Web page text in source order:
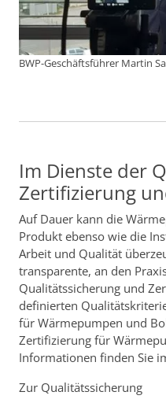
BWP-Geschäftsführer Martin
Im Dienste der
Zertifizierung
Auf Dauer kann die
Produkt ebenso wie die
Arbeit und Qualität
transparente, an den
Qualitätssicherung und
definierten
für Wärmepumpen und
Zertifizierung für
Informationen finden Sie
Zur Qualitätssicherung